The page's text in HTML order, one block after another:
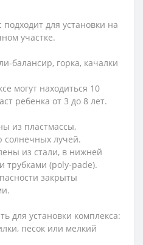
для установки на
участке.
балансир, горка, качалки
могут находиться 10
ребенка от 3 до 8 лет.
из пластмассы,
солнечных лучей.
из стали, в нижней
трубками (poly-pade).
закрыты
для установки комплекса:
песок или мелкий